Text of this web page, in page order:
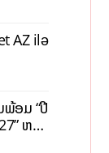
AZ ilə
ພ້ອມ “ປີ
ຫວັງ